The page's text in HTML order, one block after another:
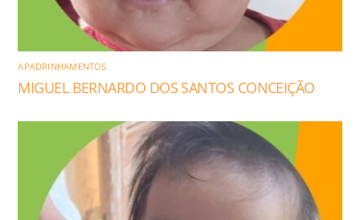
APADRINHAMENTOS
MIGUEL BERNARDO DOS SANTOS CONCEIÇÃO